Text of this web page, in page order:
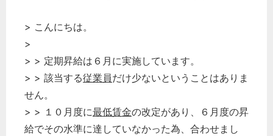
> こんにちは。
>
> > 定期昇給は６月に実施しています。
> > 該当する従業員だけ少ないということはありま
せん。
> > １０月度に最低賃金の改定があり、６月度の昇
給でその水準に達していなかった為、合わせまし